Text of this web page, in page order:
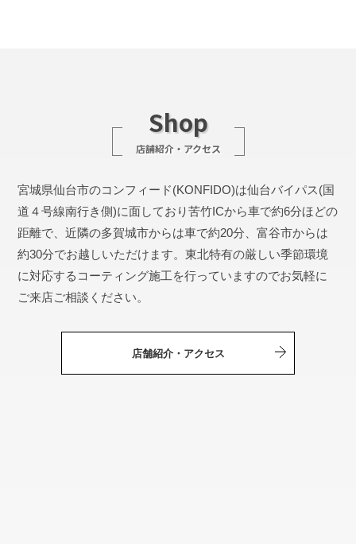
Shop
店舗紹介・アクセス
宮城県仙台市のコンフィード(KONFIDO)は仙台バイパス(国
道４号線南行き側)に面しており苦竹ICから車で約6分ほどの
距離で、近隣の多賀城市からは車で約20分、富谷市からは
約30分でお越しいただけます。東北特有の厳しい季節環境
に対応するコーティング施工を行っていますのでお気軽に
ご来店ご相談ください。
店舗紹介・アクセス